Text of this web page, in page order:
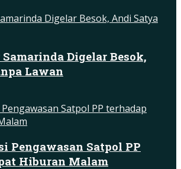
Digelar Besok,
Lawan
Pengawasan Satpol PP
Hiburan Malam